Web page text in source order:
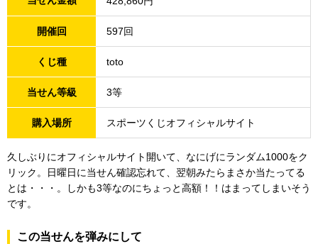
開催回 597回
くじ種 toto
当せん等級 3等
購入場所 スポーツくじオフィシャルサイト
久しぶりにオフィシャルサイト開いて、なにげにランダム1000をク
リック。日曜日に当せん確認忘れて、翌朝みたらまさか当たってる
とは・・・。しかも3等なのにちょっと高額！！はまってしまいそう
です。
この当せんを弾みにして